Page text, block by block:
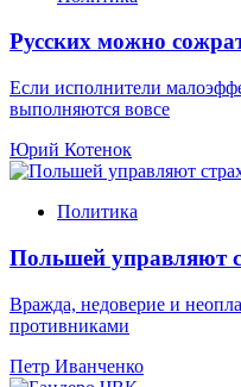
Русских можно
Если исполнители
выполняются вовсе
Юрий Котенок
Политика
Польшей управляют
Вражда, недоверие и
противниками
Петр Иванченко